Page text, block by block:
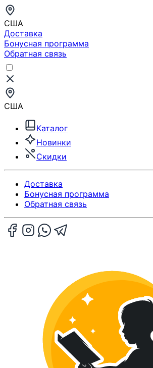
США
Доставка
Бонусная программа
Обратная связь
США
Каталог
Новинки
Скидки
Доставка
Бонусная программа
Обратная связь